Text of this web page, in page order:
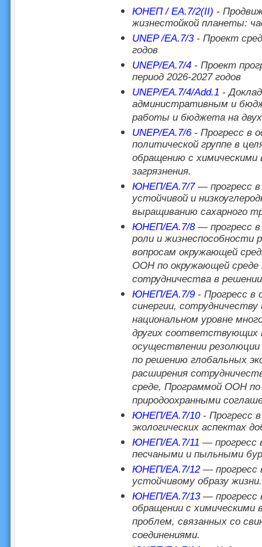
ЮНЕП / EA.7/2(II) -
жизнестойкой планеты:
UNEP /EA.7/3- Проект
годов
UNEP/EA.7/4- Проект
период 2026-2027 годов
UNEP/EA.7/4/Add.1 -
административным и
работы и бюджета на
UNEP/EA.7/6- Прогресс в
политической группе в
обращению с
загрязнения.
ЮНЕП/EA.7/7— прогресс в
устойчивой и
выращиванию сахарного
ЮНЕП/EA.7/8— прогресс в
роли и жизнеспособности
вопросам окружающей
ООН по окружающей среде
сотрудничества в
ЮНЕП/EA.7/9- Прогресс в
синергии,
национальном уровне
других соответствующих
осуществлении
по решению глобальных
расширения
среде, Программой ООН
природоохранными
ЮНЕП/EA.7/10- Прогресс
экологических аспектах
ЮНЕП/EA.7/11 — прогресс
песчаными и пыльными
ЮНЕП/EA.7/12— прогресс
устойчивому образу жизни.
ЮНЕП/EA.7/13— прогресс
обращении с
проблем, связанных со
соединениями.